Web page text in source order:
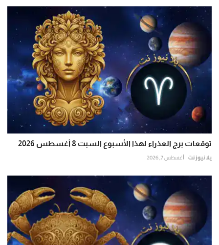
توقعات برج العذراء لهذا الأسبوع السبت 8 أغسطس 2026
يلا نيوز نت أغسطس 7, 2026